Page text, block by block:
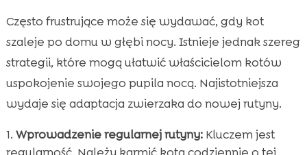
Często frustrujące może się wydawać, gdy kot
szaleje po domu w głębi nocy. Istnieje jednak szereg
strategii, które mogą ułatwić właścicielom kotów
uspokojenie swojego pupila nocą. Najistotniejsza
wydaje się adaptacja zwierzaka do nowej rutyny.
Wprowadzenie regularnej rutyny:Kluczem jest